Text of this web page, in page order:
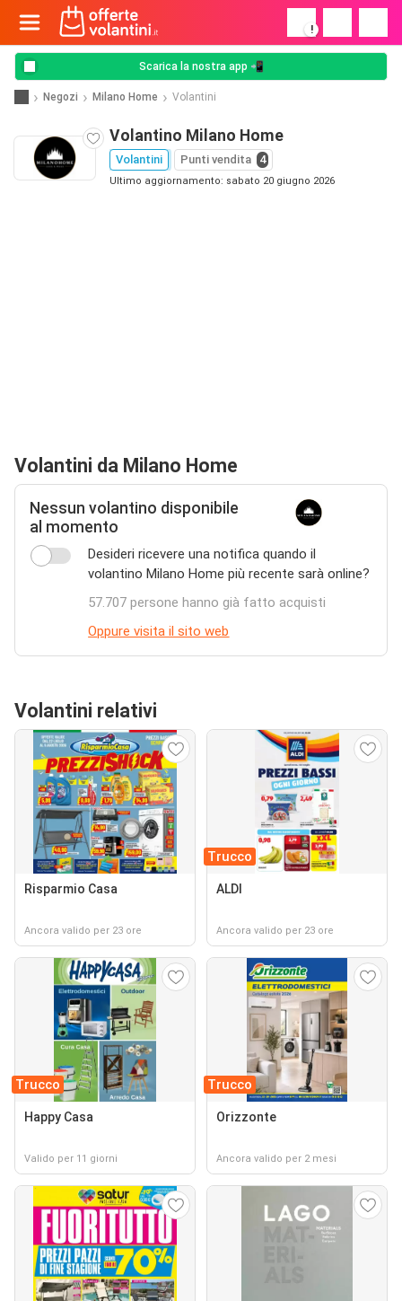
!
Scarica la nostra app 📲
Negozi Milano Home Volantini
Volantino Milano Home
Volantini Punti vendita 4
Ultimo aggiornamento: sabato 20 giugno 2026
Volantini da Milano Home
Nessun volantino disponibile
al momento
Desideri ricevere una notifica quando il
volantino Milano Home più recente sarà online?
57.707 persone hanno già fatto acquisti
Oppure visita il sito web
Volantini relativi
Risparmio Casa
Ancora valido per 23 ore
Trucco
ALDI
Ancora valido per 23 ore
Trucco
Happy Casa
Valido per 11 giorni
Trucco
Orizzonte
Ancora valido per 2 mesi